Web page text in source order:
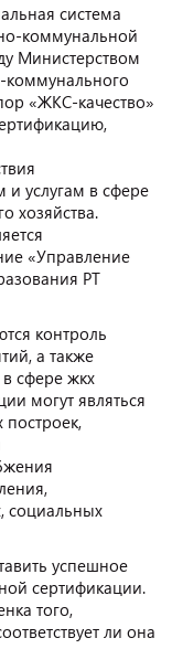
система
коммунальной
Министерством
коммунального
«ЖКС-качество»
услугам в сфере
хозяйства.
«Управление
РТ
контроль
а также
сфере жкх
могут являться
построек,
социальных
успешное
сертификации.
того,
ли она